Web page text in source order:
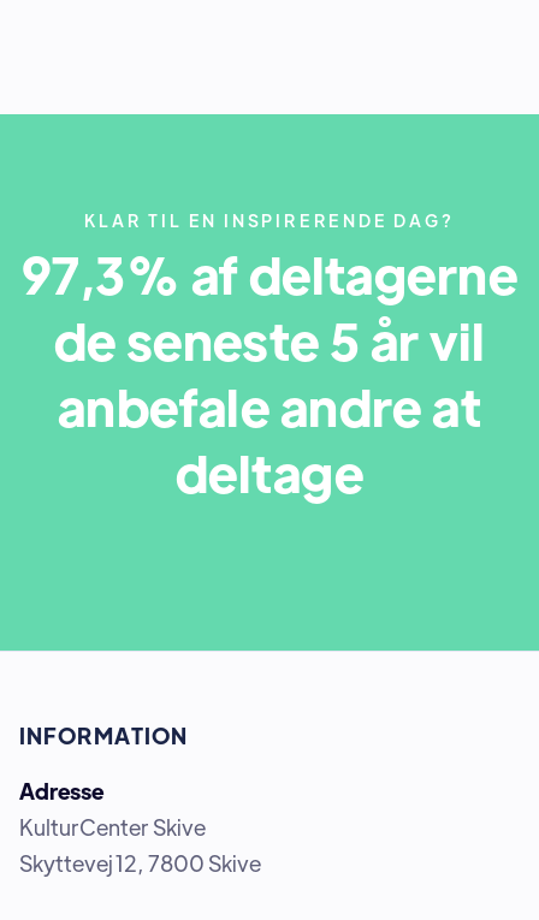
KLAR TIL EN INSPIRERENDE DAG?
97,3% af deltagerne
de seneste 5 år vil
anbefale andre at
deltage
INFORMATION
Adresse
KulturCenter Skive
Skyttevej 12, 7800 Skive